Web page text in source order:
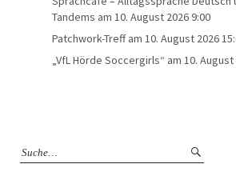
Tandems am 10. August 2026 9:00
Patchwork-Treffam 10. August 2026
„VfL Hörde Soccergirls“ am 10.